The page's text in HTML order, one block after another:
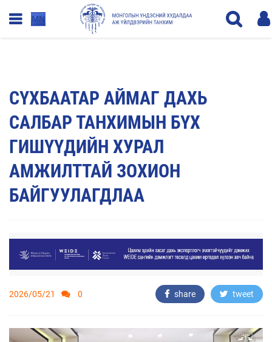
MN
СҮХБААТАР АЙМАГ ДАХЬ
САЛБАР ТАНХИМЫН БҮХ
ГИШҮҮДИЙН ХУРАЛ
АМЖИЛТТАЙ ЗОХИОН
БАЙГУУЛАГДЛАА
2026/05/21 0 share tweet